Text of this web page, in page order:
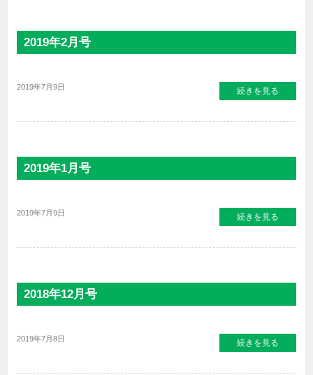
2019年2月号
2019年7月9日 続きを見る
2019年1月号
2019年7月9日 続きを見る
2018年12月号
2019年7月8日 続きを見る